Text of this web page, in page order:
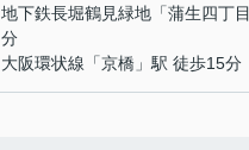
地下鉄長堀鶴見緑地 「蒲生四丁目
分
大阪環状線 「京橋 」駅 徒歩15分